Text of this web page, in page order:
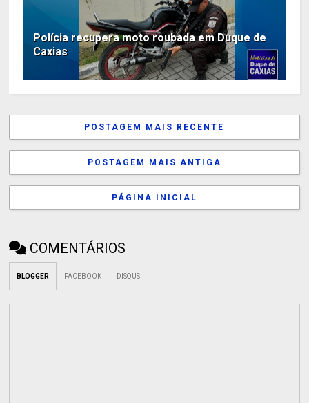
Polícia recupera moto roubada em Duque de
Caxias
POSTAGEM MAIS RECENTE
POSTAGEM MAIS ANTIGA
PÁGINA INICIAL
COMENTÁRIOS
BLOGGER FACEBOOK DISQUS